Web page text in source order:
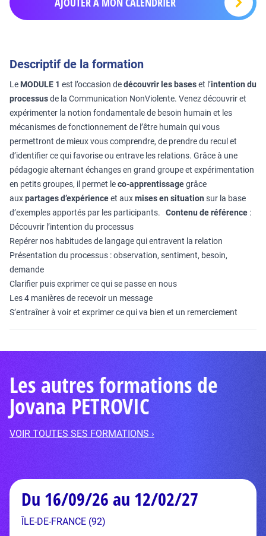
Descriptif de la formation
Le MODULE 1 est l’occasion dedécouvrir les baseset l’intention du
processusde la Communication NonViolente. Venez découvrir et
expérimenter la notion fondamentale de besoin humain et les
mécanismes de fonctionnement de l’être humain qui vous
permettront de mieux vous comprendre, de prendre du recul et
d’identifier ce qui favorise ou entrave les relations. Grâce à une
pédagogie alternant échanges en grand groupe et expérimentation
en petits groupes, il permet leco-apprentissagegrâce
auxpartages d’expérienceet auxmises en situation sur la base
d’exemples apportés par les participants. Contenu de référence :
Découvrir l’intention du processus
Repérer nos habitudes de langage qui entravent la relation
Présentation du processus : observation, sentiment, besoin,
demande
Clarifier puis exprimer ce qui se passe en nous
Les 4 manières de recevoir un message
S’entraîner à voir et exprimer ce qui va bien et un remerciement
Les autres formations de
Jovana PETROVIC
VOIR TOUTES SES FORMATIONS ›
Du 16/09/26 au 12/02/27
ÎLE-DE-FRANCE (92)